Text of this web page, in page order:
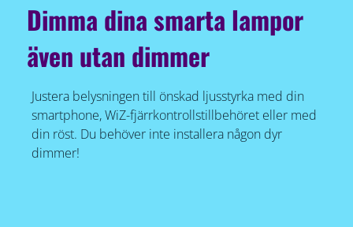
Dimma dina smarta lampor
även utan dimmer
Justera belysningen till önskad ljusstyrka med din
smartphone, WiZ-fjärrkontrollstillbehöret eller med
din röst. Du behöver inte installera någon dyr
dimmer!